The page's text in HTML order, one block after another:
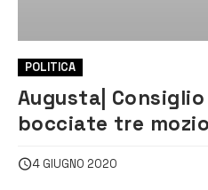
POLITICA
Augusta|
bocciate tre
4 GIUGNO 2020